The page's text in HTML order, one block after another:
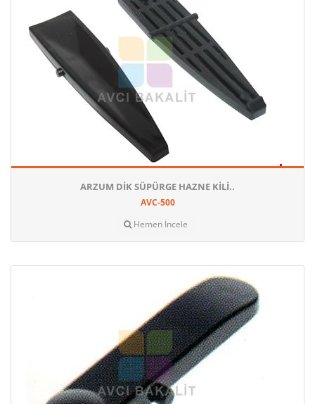
ARZUM DIK SÜPÜRGE HAZNE KILI..
AVC-500
Hemen İncele